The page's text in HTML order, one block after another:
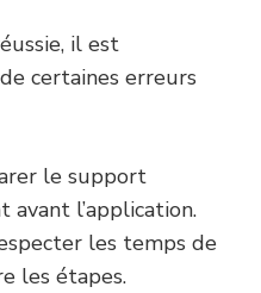
il est
certaines erreurs
le support
avant l’application.
les temps de
les étapes.